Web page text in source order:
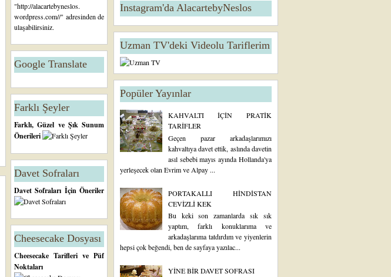
"http://alacartebyneslos.
wordpress.com//" adresinden de
ulaşabilirsiniz.
Google Translate
Farklı Şeyler
Farklı, Güzel ve Şık Sunum
Önerileri
Davet Sofraları
Davet Sofraları İçin Öneriler
Cheesecake Dosyası
Cheesecake Tarifleri ve Püf
Noktaları
Instagram'da AlacartebyNeslos
Uzman TV'deki Videolu Tariflerim
Popüler Yayınlar
KAHVALTI İÇİN PRATİK
TARİFLER
Geçen pazar arkadaşlarımızı
kahvaltıya davet ettik, aslında davetin
asıl sebebi mayıs ayında Hollanda'ya
yerleşecek olan Evrim ve Alpay ...
PORTAKALLI HİNDİSTAN
CEVİZLİ KEK
Bu keki son zamanlarda sık sık
yaptım, farklı konuklarıma ve
arkadaşlarıma tatdırdım ve yiyenlerin
hepsi çok beğendi, ben de sayfaya yazılac...
YİNE BİR DAVET SOFRASI